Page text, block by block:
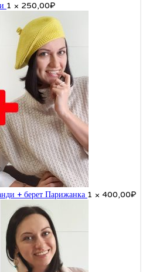
1 × 250,00₽
+ берет Парижанка 1 × 400,00₽